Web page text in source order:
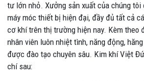
tư lớn nhỏ. Xưởng sản xuất của chúng
máy móc thiết bị hiện đại, đầy đủ tất cả
cơ khí trên thị trường hiện nay. Kèm theo
nhân viên luôn nhiệt tình, năng động,
được đào tạo chuyên sâu. Kim khí Việt
chí sau: